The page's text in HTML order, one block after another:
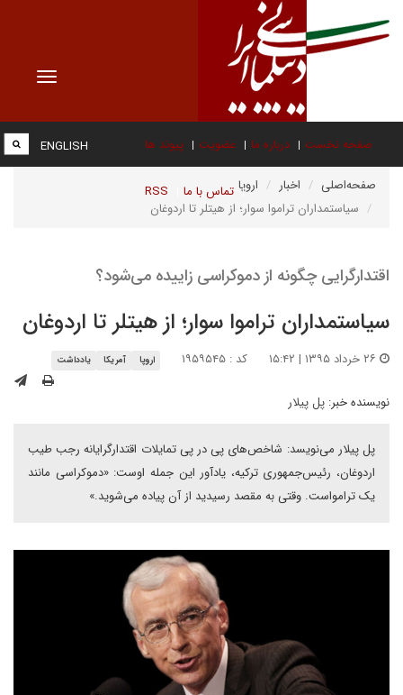
Toggle
صفحه نخست درباره ما عضویت پیوند ها
تماس با ما RSS
ENGLISH
صفحه‌اصلی اخبار
اروپا
سیاستمداران تراموا سوار؛ از هیتلر تا اردوغان
اقتدارگرایی چگونه از دموکراسی زاییده می‌شود؟
سیاستمداران تراموا سوار؛ از هیتلر تا اردوغان
کد : ۱۹۵۹۵۴۵ اروپا آمریکا یادداشت
نویسنده خبر: پل پیلار
پل پیلار می‌نویسد: شاخص‌های پی در پی تمایلات اقتدارگرایانه رجب طیب
اردوغان، رئیس‌جمهوری ترکیه، یادآور این جمله اوست: «دموکراسی مانند
یک ترامواست. وقتی به مقصد رسیدید از آن پیاده می‌شوید.»